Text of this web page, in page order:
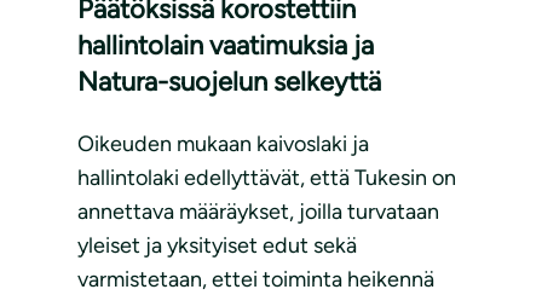
Päätöksissä korostettiin
hallintolain vaatimuksia ja
Natura-suojelun selkeyttä
Oikeuden mukaan kaivoslaki ja
hallintolaki edellyttävät, että Tukesin on
annettava määräykset, joilla turvataan
yleiset ja yksityiset edut sekä
varmistetaan, ettei toiminta heikennä